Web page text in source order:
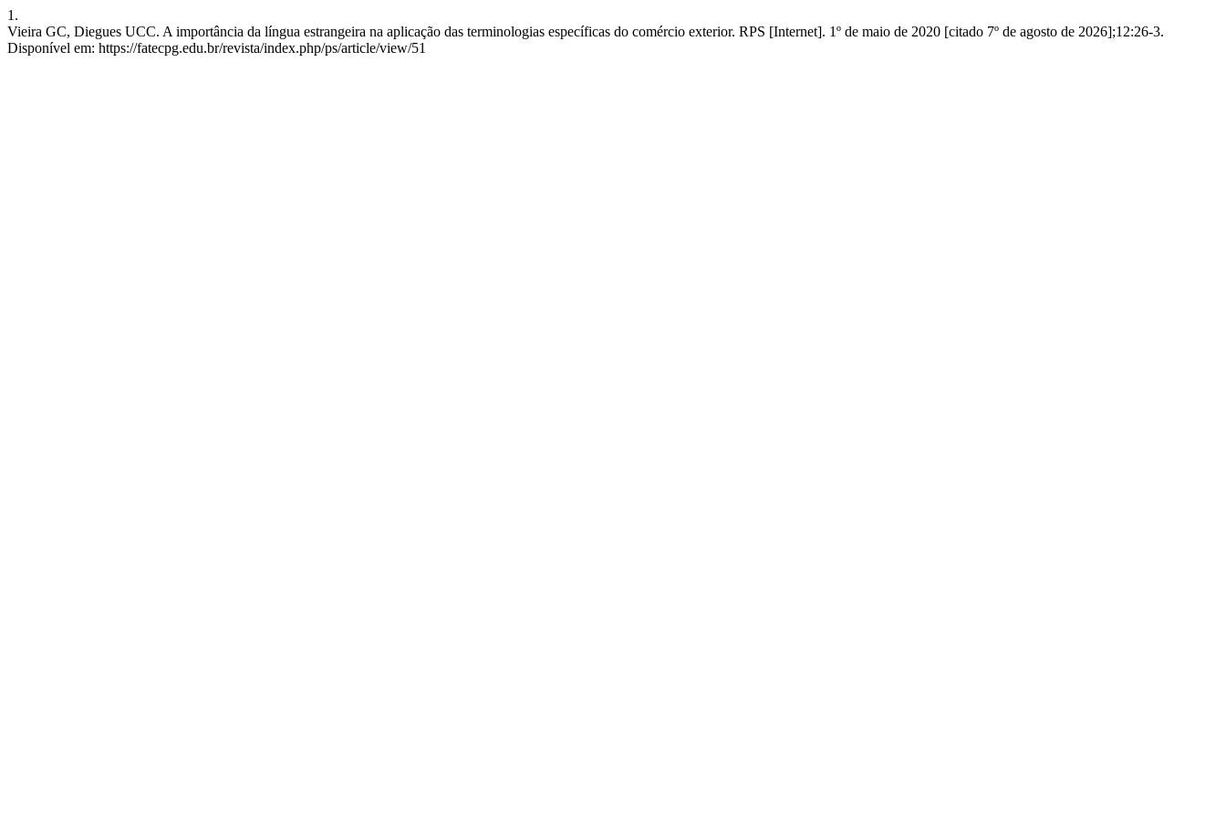
1.
Vieira GC, Diegues UCC. A importância da língua estrangeira na aplicação das terminologias específicas do comércio exterior. RPS [Internet]. 1º de maio de 2020 [citado 7º de agosto de 2026];12:26-3.
Disponível em: https://fatecpg.edu.br/revista/index.php/ps/article/view/51